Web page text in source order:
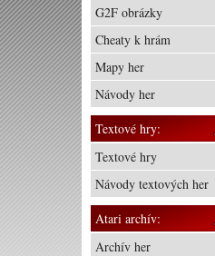
G2F obrázky
Cheaty k hrám
Mapy her
Návody her
Textové hry:
Textové hry
Návody textových her
Atari archív:
Archív her